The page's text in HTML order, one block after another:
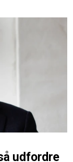
udfordre